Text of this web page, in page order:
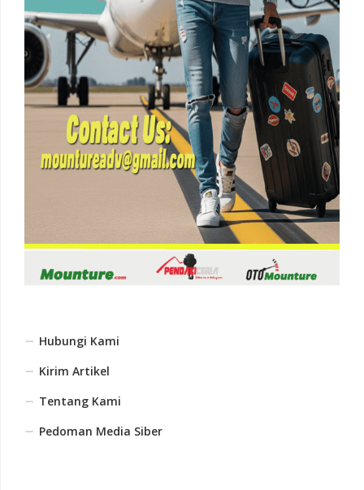
Hubungi Kami
Kirim Artikel
Tentang Kami
Pedoman Media Siber